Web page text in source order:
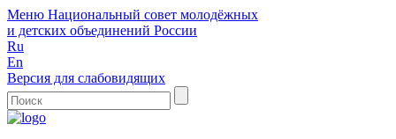
Меню Национальный совет молодёжных
и детских объединений России
Ru
En
Версия для слабовидящих